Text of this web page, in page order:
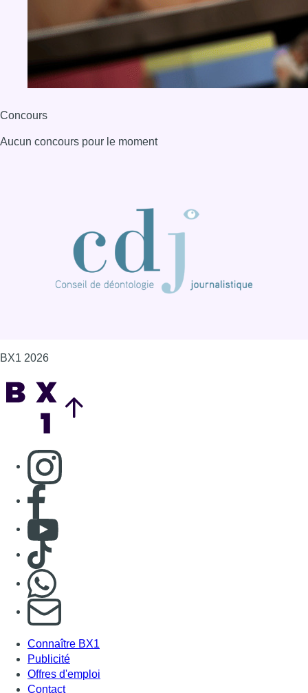
Concours
Aucun concours pour le moment
BX1 2026
Consulter page Instagram
Consulter page Facebook
Consulter Youtube
Consulter TikTok
S'abonner à notre newsletter
Connaître BX1
Publicité
Offres d'emploi
Contact